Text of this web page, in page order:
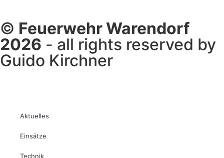
© Feuerwehr Warendorf
2026 - all rights reserved by
Guido Kirchner
Aktuelles
Einsätze
Technik